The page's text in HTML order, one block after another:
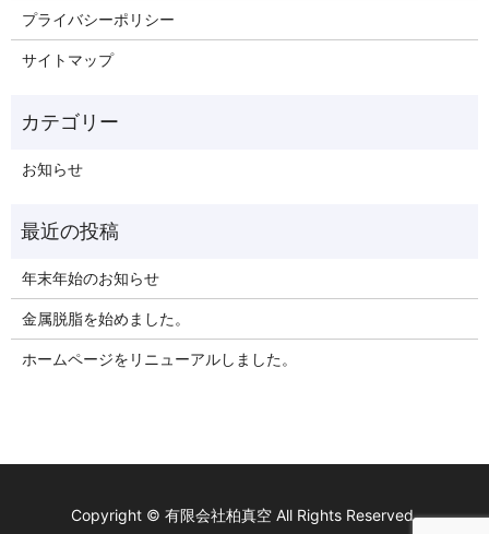
プライバシーポリシー
サイトマップ
お知らせ
年末年始のお知らせ
金属脱脂を始めました。
ホームページをリニューアルしました。
Copyright © 有限会社柏真空 All Rights Reserved.